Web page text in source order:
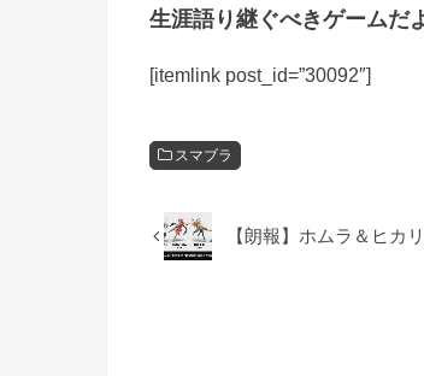
生涯語り継ぐべきゲームだ
[itemlink post_id=”30092″]
スマブラ
【朗報】ホムラ＆ヒカ